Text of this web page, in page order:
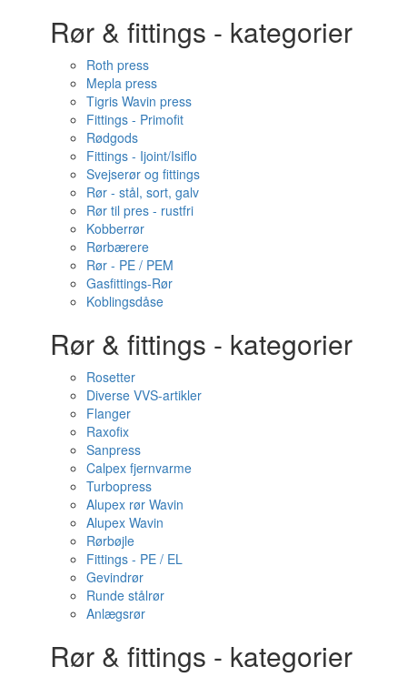
Rør & fittings - kategorier
Roth press
Mepla press
Tigris Wavin press
Fittings - Primofit
Rødgods
Fittings - Ijoint/Isiflo
Svejserør og fittings
Rør - stål, sort, galv
Rør til pres - rustfri
Kobberrør
Rørbærere
Rør - PE / PEM
Gasfittings-Rør
Koblingsdåse
Rør & fittings - kategorier
Rosetter
Diverse VVS-artikler
Flanger
Raxofix
Sanpress
Calpex fjernvarme
Turbopress
Alupex rør Wavin
Alupex Wavin
Rørbøjle
Fittings - PE / EL
Gevindrør
Runde stålrør
Anlægsrør
Rør & fittings - kategorier